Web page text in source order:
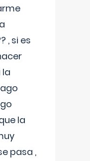
, si es
la
pasa ,